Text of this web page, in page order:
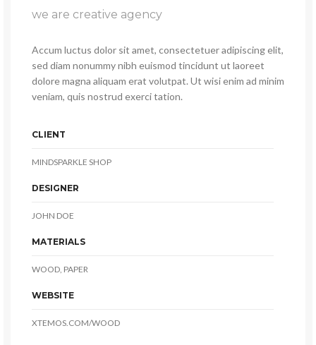
we are creative agency
Accum luctus dolor sit amet, consectetuer adipiscing elit,
sed diam nonummy nibh euismod tincidunt ut laoreet
dolore magna aliquam erat volutpat. Ut wisi enim ad minim
veniam, quis nostrud exerci tation.
CLIENT
MINDSPARKLE SHOP
DESIGNER
JOHN DOE
MATERIALS
WOOD, PAPER
WEBSITE
XTEMOS.COM/WOOD